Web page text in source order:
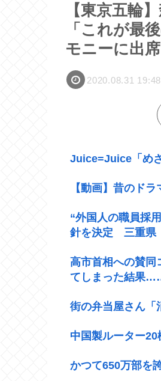
【東京五輪
「これが最
モニーに出席
2020.08.31 19:48
Juice=Juice「
【動画】昔のド
“外国人の職員採
針を決定 三重県
高市首相への賛同
てしまった結果
街の弁当屋さん「
中国製ルーター
かつて650万部を